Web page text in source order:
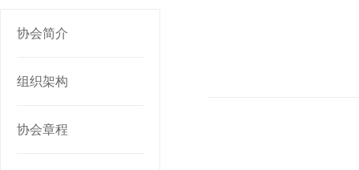
协会简介
组织架构
协会章程